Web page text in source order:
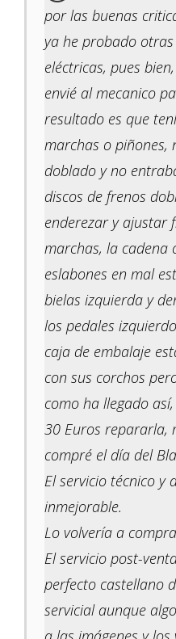
por las buenas
ya he probado
eléctricas, pues
envié al mecanico
resultado es que
marchas o piñones,
doblado y no
discos de frenos
enderezar y ajustar
marchas, la cadena
eslabones en mal
bielas izquierda y
los pedales
caja de embalaje
con sus corchos
como ha llegado
30 Euros repararla,
compré el día del
El servicio técnico y
inmejorable.
Lo volvería a
El servicio post-
perfecto castellano
servicial aunque